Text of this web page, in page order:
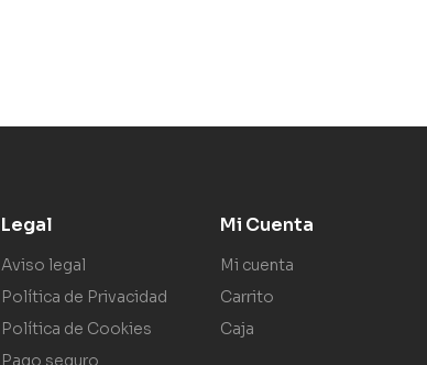
Legal
Aviso legal
Política de Privacidad
Política de Cookies
Pago seguro
Mi Cuenta
Mi cuenta
Carrito
Caja